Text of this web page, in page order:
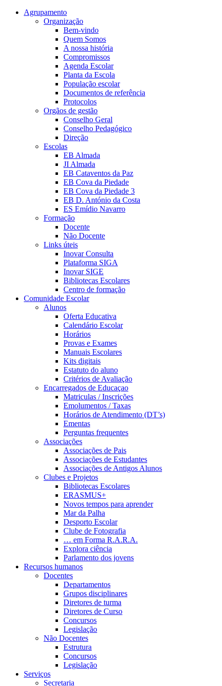
Agrupamento
Organização
Bem-vindo
Quem Somos
A nossa história
Compromissos
Agenda Escolar
Planta da Escola
População escolar
Documentos de referência
Protocolos
Orgãos de gestão
Conselho Geral
Conselho Pedagógico
Direção
Escolas
EB Almada
JI Almada
EB Cataventos da Paz
EB Cova da Piedade
EB Cova da Piedade 3
EB D. António da Costa
ES Emídio Navarro
Formação
Docente
Não Docente
Links úteis
Inovar Consulta
Plataforma SIGA
Inovar SIGE
Bibliotecas Escolares
Centro de formação
Comunidade Escolar
Alunos
Oferta Educativa
Calendário Escolar
Horários
Provas e Exames
Manuais Escolares
Kits digitais
Estatuto do aluno
Critérios de Avaliação
Encarregados de Educaçao
Matriculas / Inscrições
Emolumentos / Taxas
Horários de Atendimento (DT’s)
Ementas
Perguntas frequentes
Associações
Associações de Pais
Associações de Estudantes
Associações de Antigos Alunos
Clubes e Projetos
Bibliotecas Escolares
ERASMUS+
Novos tempos para aprender
Mar da Palha
Desporto Escolar
Clube de Fotografia
… em Forma R.A.R.A.
Explora ciência
Parlamento dos jovens
Recursos humanos
Docentes
Departamentos
Grupos disciplinares
Diretores de turma
Diretores de Curso
Concursos
Legislação
Não Docentes
Estrutura
Concursos
Legislação
Serviços
Secretaria